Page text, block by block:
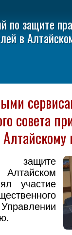
по защите
в
совета
Алтайскому
защите
участие